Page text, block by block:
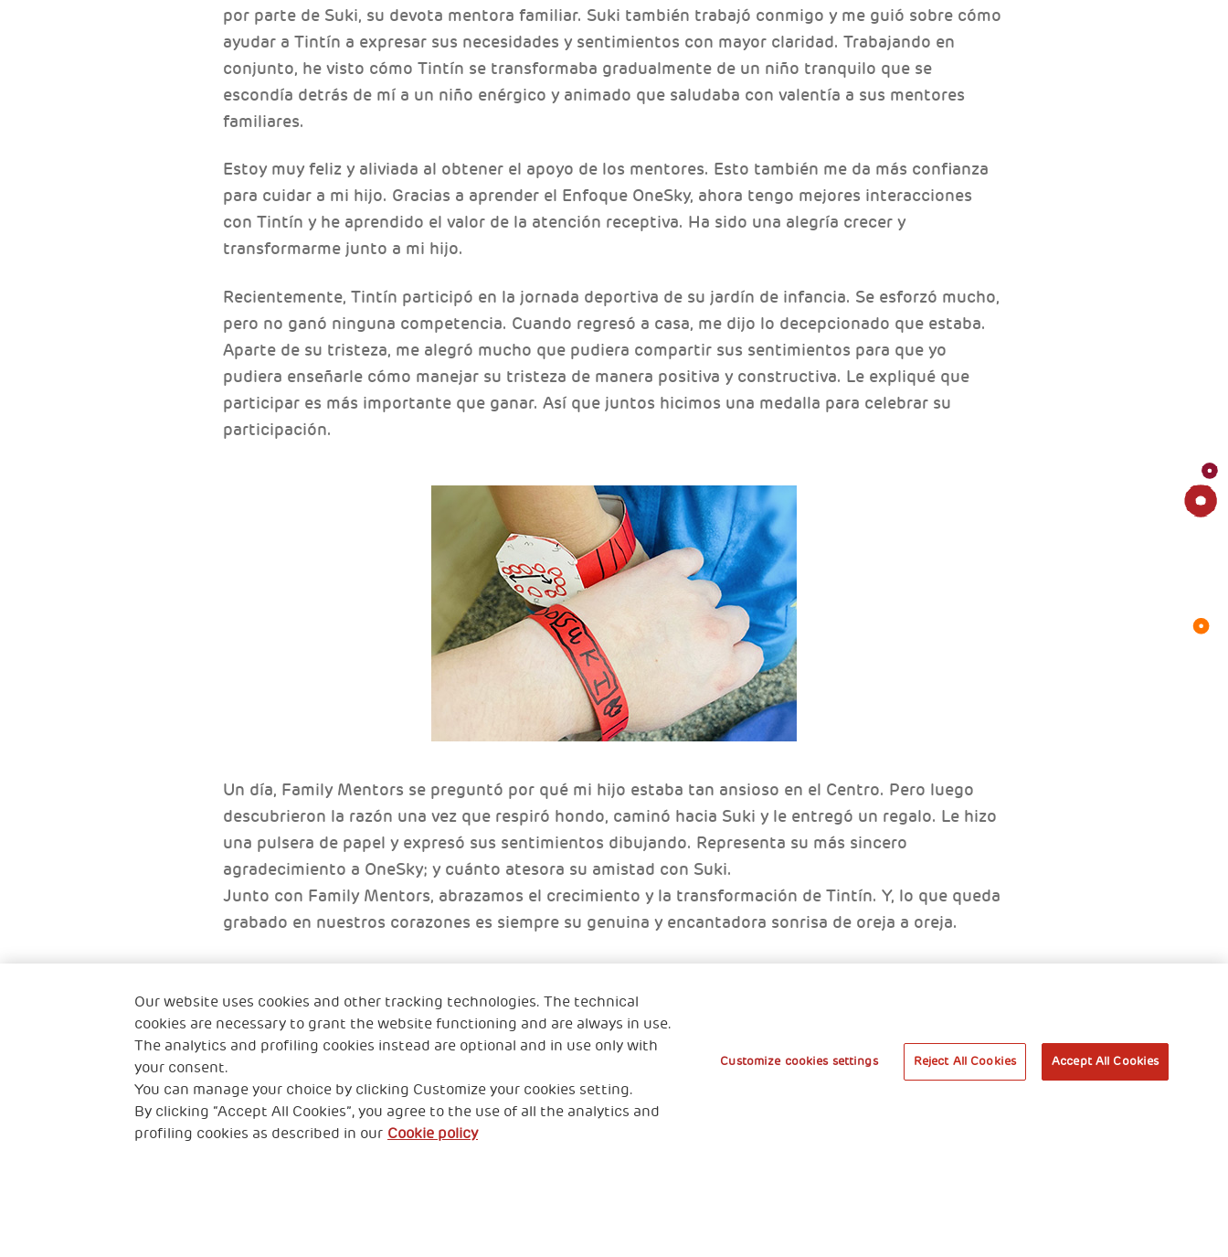
por parte de Suki, su devota mentora familiar. Suki también trabajó conmigo y me guió sobre cómo
ayudar a Tintín a expresar sus necesidades y sentimientos con mayor claridad. Trabajando en
conjunto, he visto cómo Tintín se transformaba gradualmente de un niño tranquilo que se
escondía detrás de mí a un niño enérgico y animado que saludaba con valentía a sus mentores
familiares.
Estoy muy feliz y aliviada al obtener el apoyo de los mentores. Esto también me da más confianza
para cuidar a mi hijo. Gracias a aprender el Enfoque OneSky, ahora tengo mejores interacciones
con Tintín y he aprendido el valor de la atención receptiva. Ha sido una alegría crecer y
transformarme junto a mi hijo.
Recientemente, Tintín participó en la jornada deportiva de su jardín de infancia. Se esforzó mucho,
pero no ganó ninguna competencia. Cuando regresó a casa, me dijo lo decepcionado que estaba.
Aparte de su tristeza, me alegró mucho que pudiera compartir sus sentimientos para que yo
pudiera enseñarle cómo manejar su tristeza de manera positiva y constructiva. Le expliqué que
participar es más importante que ganar. Así que juntos hicimos una medalla para celebrar su
participación.
Un día, Family Mentors se preguntó por qué mi hijo estaba tan ansioso en el Centro. Pero luego
descubrieron la razón una vez que respiró hondo, caminó hacia Suki y le entregó un regalo. Le hizo
una pulsera de papel y expresó sus sentimientos dibujando. Representa su más sincero
agradecimiento a OneSky; y cuánto atesora su amistad con Suki.
Junto con Family Mentors, abrazamos el crecimiento y la transformación de Tintín. Y, lo que queda
grabado en nuestros corazones es siempre su genuina y encantadora sonrisa de oreja a oreja.
Una madre de Hong Kong
Our website uses cookies and other tracking technologies. The technical
cookies are necessary to grant the website functioning and are always in use.
The analytics and profiling cookies instead are optional and in use only with
your consent.
You can manage your choice by clicking Customize your cookies setting.
By clicking “Accept All Cookies”, you agree to the use of all the analytics and
profiling cookies as described in our Cookie policy
Customize cookies settings Reject All Cookies Accept All Cookies